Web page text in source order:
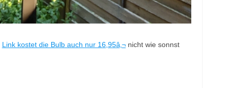
Link kostet die Bulb auch nur 16,95â‚¬nicht wie sonnst